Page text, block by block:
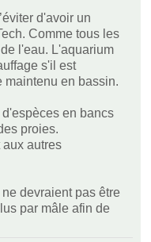
d'avoir un
Comme tous les
l'eau. L'aquarium
s'il est
maintenu en bassin.
en bancs
proies.
aux autres
devraient pas être
par mâle afin de